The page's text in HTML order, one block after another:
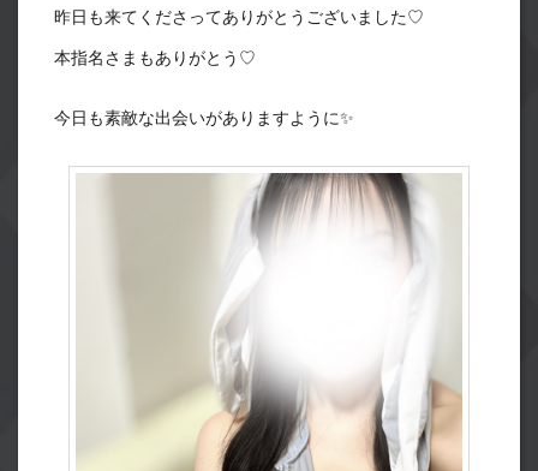
昨日も来てくださってありがとうございました♡
本指名さまもありがとう♡
今日も素敵な出会いがありますように✨